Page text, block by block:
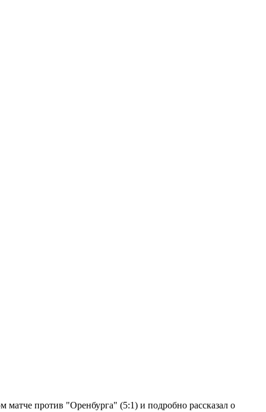
матче против "Оренбурга" (5:1) и подробно рассказал о